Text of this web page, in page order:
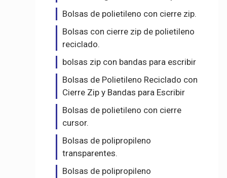
Bolsas de polietileno con cierre zip.
Bolsas con cierre zip de polietileno
reciclado.
bolsas zip con bandas para escribir
Bolsas de Polietileno Reciclado con
Cierre Zip y Bandas para Escribir
Bolsas de polietileno con cierre
cursor.
Bolsas de polipropileno
transparentes.
Bolsas de polipropileno